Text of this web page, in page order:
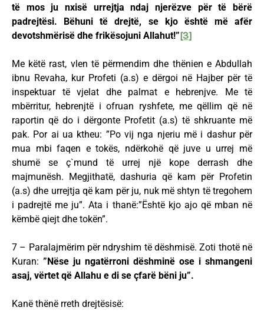
të mos ju nxisë urrejtja ndaj njerëzve për të bërë
padrejtësi. Bëhuni të drejtë, se kjo është më afër
devotshmërisë dhe frikësojuni Allahut!”[3]
Me këtë rast, vlen të përmendim dhe thënien e Abdullah
ibnu Revaha, kur Profeti (a.s) e dërgoi në Hajber për të
inspektuar të vjelat dhe palmat e hebrenjve. Me të
mbërritur, hebrenjtë i ofruan ryshfete, me qëllim që në
raportin që do i dërgonte Profetit (a.s) të shkruante më
pak. Por ai ua ktheu: ”Po vij nga njeriu më i dashur për
mua mbi faqen e tokës, ndërkohë që juve u urrej më
shumë se ç`mund të urrej një kope derrash dhe
majmunësh. Megjithatë, dashuria që kam për Profetin
(a.s) dhe urrejtja që kam për ju, nuk më shtyn të tregohem
i padrejtë me ju”. Ata i thanë:”Është kjo ajo që mban në
këmbë qiejt dhe tokën”.
7 – Paralajmërim për ndryshim të dëshmisë. Zoti thotë në
Kuran: ”Nëse ju ngatërroni dëshminë ose i shmangeni
asaj, vërtet që Allahu e di se çfarë bëni ju”.
Kanë thënë rreth drejtësisë: